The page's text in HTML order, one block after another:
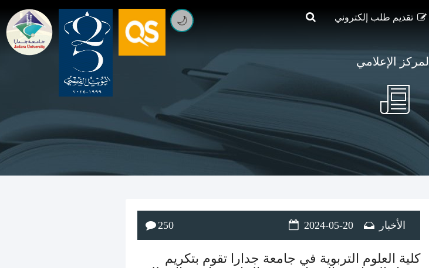
🌙
المركز الإعلامي
2024-05-20 الأخبار 250
كلية العلوم التربوية في جامعة جدارا تقوم بتكريم